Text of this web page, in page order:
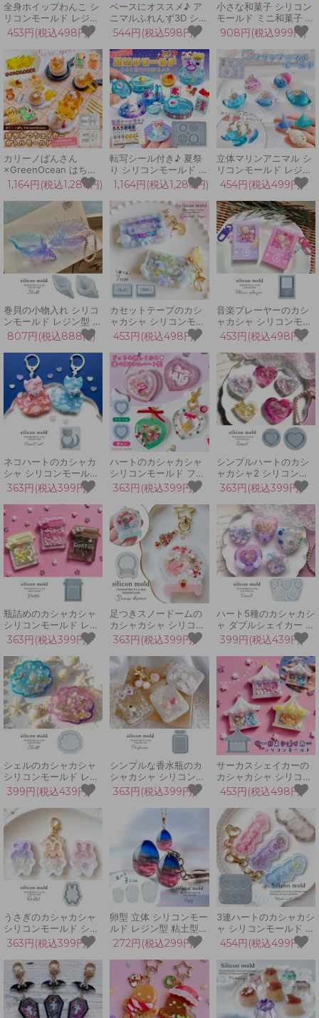
全身ホイップわんこ シ
リコンモールド レジン
型 立体 3d 犬 クリーム
スイーツ お菓子 カフェ
アニマル プードル キー
ホルダー UVレジン
LED
453円(税込498円)
ベースにオススメ♪ ア
ニマルふれんず3D シリ
コンモールド レジン型
立体 動物 ぬいぐるみ
アレンジ くま ネズミ
ブタ パンダ トラ 犬 キ
ーホルダー 3d UVレジ
ン
544円(税込598円)
小さな和菓子 シリコン
モールド ミニ和菓子 レ
ジン型 練り切り 団子ミ
ニチュアスイーツ 封入
パーツ アクセサリー
UVレジン
GreenOceanオリジナ
908円(税込999円)
カリーノぱんさん
×GreenOcean はちみ
つシェイカーボトル シ
リコンモールド カシャ
カシャ くま 熊 コラボ
立体 GreenOceanオリ
ジナル♪
1,164円(税込1,280円)
転写シール付き♪ 夏祭
り シリコンモールド レ
ジン型 縁日 夏まつり
夜店 屋台 金魚すくい
ミニチュア 立体 3d UV
レジン GreenOceanオ
リジナル♪
1,164円(税込1,280円)
立体マリンアニマル シ
リコンモールド レジン
型 アザラシ クジラ マ
ンタ エイ ウミウシ 鯨
水族館 海の生き物 海洋
生物 夏 キーホルダー
3d UVレジン 手芸
454円(税込499円)
巻貝の小物入れ シリコ
ンモールド レジン型 粘
土型 シェル マリン 海
ハワイ 皿 UVレジン
LEDレジン 手芸 クラフ
ト 3Dモールド エポキ
シ樹脂
807円(税込888円)
カセットテープのカシ
ャカシャ シリコンモー
ルド シェイカーモール
ド シャカシャカ レジン
型 キーホルダー 昭和
レトロ 音楽 LED UVレ
ジン クラフト
453円(税込498円)
音楽プレーヤーのカシ
ャカシャ シリコンモー
ルド レジン型 MP3 UV
レジン LEDレジン シェ
イカーモールド 3D 手
芸 カシャカシャ中身が
動く
453円(税込498円)
ネコハートのカシャカ
シャ シリコンモールド
レジン型 猫 はーと ラ
ブ UVレジン LEDレジ
ン カプセル シェイカー
モールド 手芸 カシャカ
シャ中身が動く
363円(税込399円)
ハートのカシャカシャ
シリコンモールド フレ
ーム シェイカー シャカ
シャカ レジン型 キーホ
ルダー チャーム 推し活
UVレジン LED 手芸 ク
ラフト
363円(税込399円)
シンプルハートのカシ
ャカシャ2 シリコンモ
ールド レジン型 UVレ
ジン LEDレジン ラブ
カプセル シェイカーモ
ールド 3D 手芸 カシャ
カシャ中身が動く
363円(税込399円)
瓶詰めのカシャカシャ
シリコンモールド レジ
ン型 UVレジン LEDレ
ジン 家 テント ボトル
カプセル シェイカーモ
ールド 3D 手芸 カシャ
カシャ中身が動く
363円(税込399円)
足つきスノードームの
カシャカシャ シリコン
モールド シェイカーモ
ールド シャカシャカ レ
ジン型 クリスマス 丸
鉢 大きい キーホルダー
UVレジン LED 手芸 ク
ラフト
363円(税込399円)
ハート5種のカシャカシ
ャ ダブルシェイカー シ
リコンモールド UVレ
ジン ラブ LEDレジン
シェイカーモールド 3D
手芸 カシャカシャ中身
が動く カプセル
399円(税込439円)
シェルのカシャカシャ
シリコンモールド レジ
ン型 UVレジン 貝 海 夏
マリン シェイカーモー
ルド 手芸 カシャカシャ
中身が動く カプセル
399円(税込439円)
シンプルな香水瓶のカ
シャカシャ シリコンモ
ールド レジン型 ボトル
フレグランス パフュー
ム UVレジン シェイカ
ーモールド 手芸 動く
363円(税込399円)
サーカスシェイカーの
カシャカシャ シリコン
モールド レジン型 UV
レジン LEDレジン カプ
セル シェイカーモール
ド 3D 手芸 カシャカシ
ャ中身が動く テント
453円(税込498円)
うさぎのカシャカシャ
シリコンモールド シェ
イカーモールド レジン
型 UVレジン ウサギ 手
芸 動物 3D ラビット う
さちゃん カシャカシャ
中身が動く
363円(税込399円)
卵型 立体 シリコンモー
ルド レジン型 粘土型
UVレジン LEDレジン
たまご 手芸 クラフト
3Dモールド アロマスト
272円(税込299円)
3連ハートのカシャカシ
ャ シリコンモールド シ
ャカシャカ レジン型
UVレジン シェイカー
モールド 推し活 手芸
ラブ love 愛 カシャカ
シャ中身が動く
454円(税込499円)